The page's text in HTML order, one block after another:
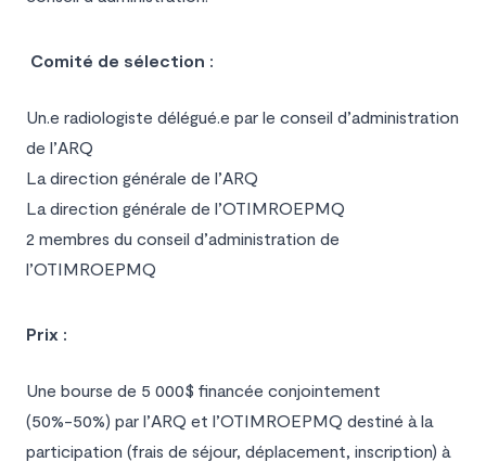
Comité de sélection :
Un.e radiologiste délégué.e par le conseil d’administration
de l’ARQ
La direction générale de l’ARQ
La direction générale de l’OTIMROEPMQ
2 membres du conseil d’administration de
l’OTIMROEPMQ
Prix :
Une bourse de 5 000$ financée conjointement
(50%-50%) par l’ARQ et l’OTIMROEPMQ destiné à la
participation (frais de séjour, déplacement, inscription) à